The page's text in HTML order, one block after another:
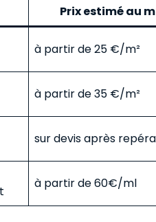
Prix estimé au
à partir de 25 €/m²
à partir de 35 €/m²
sur devis après
à partir de 60€/ml